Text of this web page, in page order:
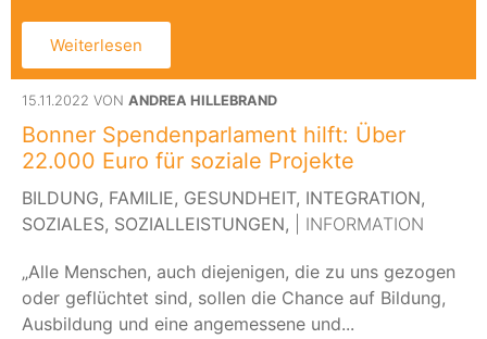
Weiterlesen
15.11.2022 VON ANDREA HILLEBRAND
Bonner Spendenparlament hilft: Über
22.000 Euro für soziale Projekte
BILDUNG, FAMILIE, GESUNDHEIT, INTEGRATION,
SOZIALES, SOZIALLEISTUNGEN, | INFORMATION
„Alle Menschen, auch diejenigen, die zu uns gezogen
oder geflüchtet sind, sollen die Chance auf Bildung,
Ausbildung und eine angemessene und...